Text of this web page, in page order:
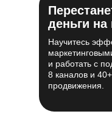
деньги на
Научитесь
и работать с
8 каналов и
продвижения.